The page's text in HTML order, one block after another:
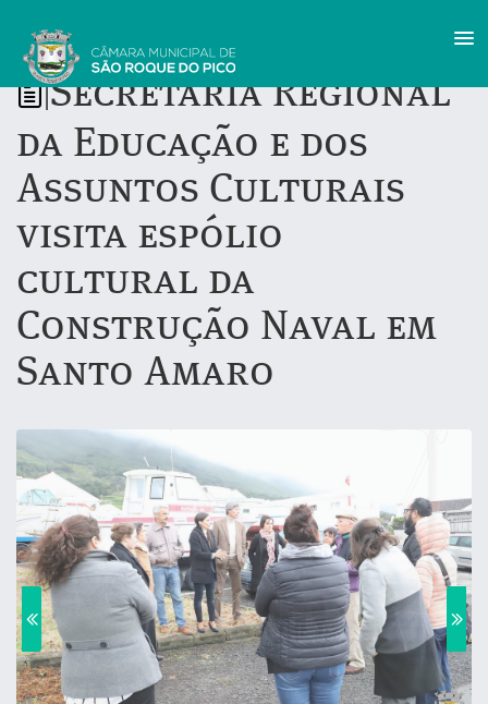
Secretária Regional
da Educação e dos
Assuntos Culturais
visita espólio
cultural da
Construção Naval em
Santo Amaro